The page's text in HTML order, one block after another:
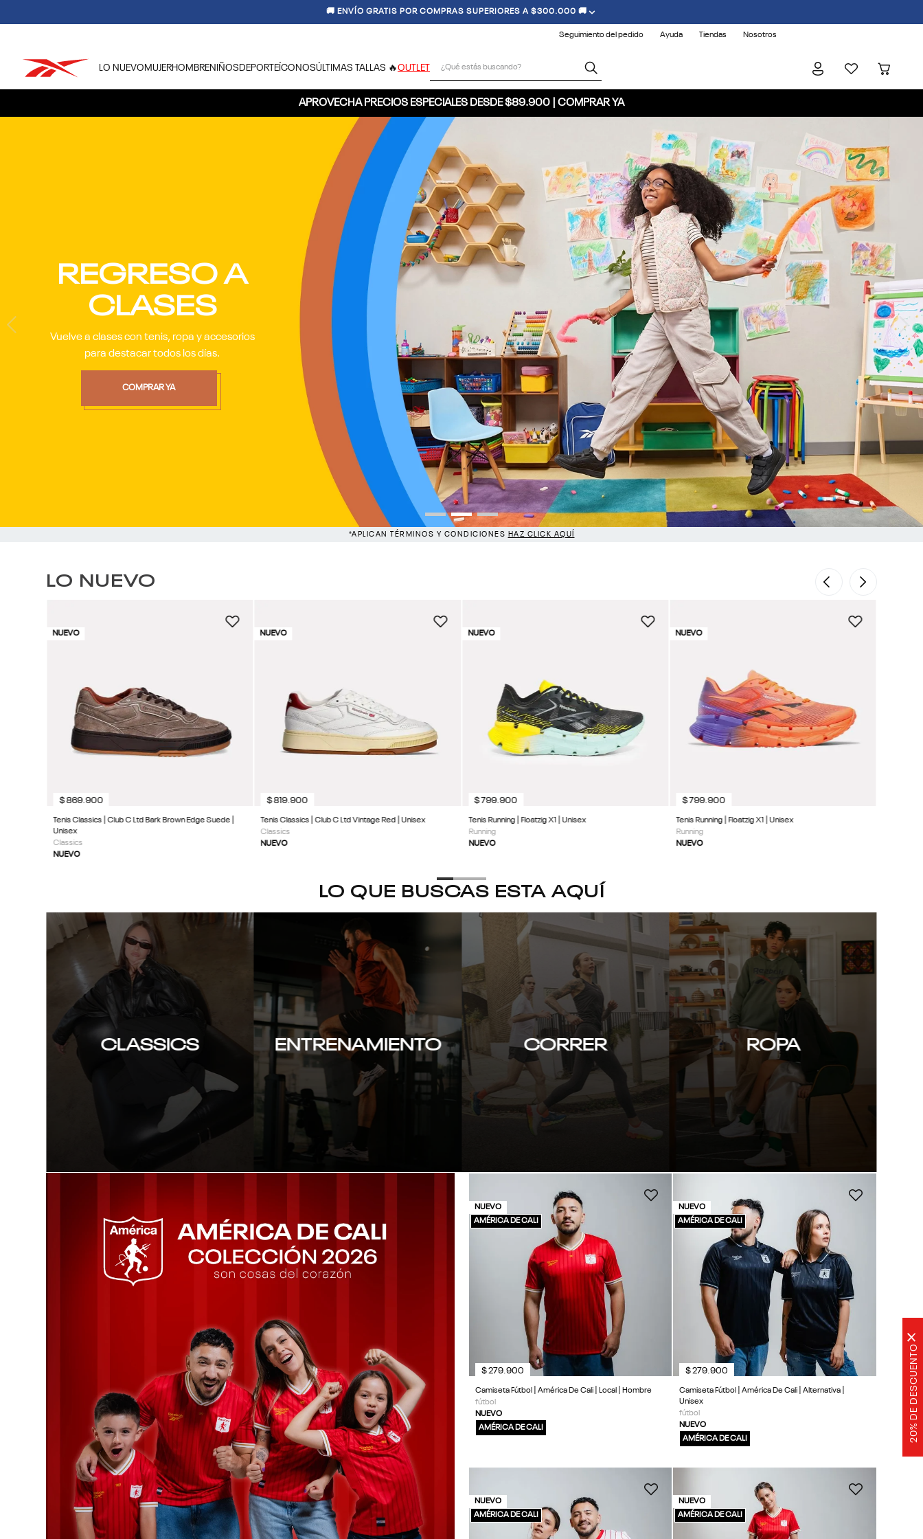
20% DE DESCUENTO
×
🏷️ ¡ÚNETE Y RECIBE 20% OFF EN TU PRIMERA COMPRA! 🏷️
Seguimiento del pedido Ayuda Tiendas Nosotros
LO NUEVO MUJERHOMBRENIÑOSDEPORTE ÍCONOSÚLTIMAS TALLAS 🔥OUTLET
APROVECHA PRECIOS ESPECIALES DESDE $89.900 | COMPRAR YA
BORN
CLASSIC.
WORN FOR
LIFE.
La nueva era de Classics y Karol G ya está aquí
DESCUBRE MÁS
*APLICAN TÉRMINOS Y CONDICIONES HAZ CLICK AQUÍ
LO NUEVO
NUEVO
Tenis Classics | Club C Ltd Bark Brown Edge Suede |
Unisex
Classics
NUEVO
$869.900
NUEVO
Tenis Classics | Club C Ltd Vintage Red | Unisex
Classics
NUEVO
$819.900
NUEVO
Tenis Running | Floatzig X1 | Unisex
Running
NUEVO
$799.900
NUEVO
Tenis Running | Floatzig X1 | Unisex
Running
NUEVO
$ 799.900
LO QUE BUSCAS ESTA AQUÍ
CLASSICS ENTRENAMIENTO CORRER ROPA
NUEVO
AMÉRICA DE CALI
Camiseta Fútbol | América De Cali | Local | Hombre
fútbol
NUEVO
AMÉRICA DE CALI
$279.900
NUEVO
AMÉRICA DE CALI
Camiseta Fútbol | América De Cali | Alternativa |
Unisex
fútbol
NUEVO
AMÉRICA DE CALI
$279.900
NUEVO
AMÉRICA DE CALI
NUEVO
AMÉRICA DE CALI
1.
tenis hombre
7.
américa cali
8.
camisetas
9.
club c
10. reebok classics